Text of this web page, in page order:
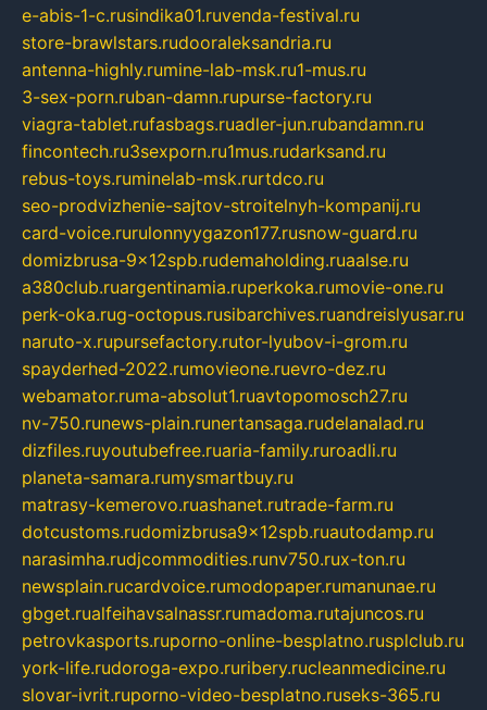
e-abis-1-c.rusindika01.ruvenda-festival.ru
store-brawlstars.rudooraleksandria.ru
antenna-highly.rumine-lab-msk.ru1-mus.ru
3-sex-porn.ruban-damn.rupurse-factory.ru
viagra-tablet.rufasbags.ruadler-jun.rubandamn.ru
fincontech.ru3sexporn.ru1mus.rudarksand.ru
rebus-toys.ruminelab-msk.rurtdco.ru
seo-prodvizhenie-sajtov-stroitelnyh-kompanij.ru
card-voice.rurulonnyygazon177.rusnow-guard.ru
domizbrusa-9x12spb.rudemaholding.ruaalse.ru
a380club.ruargentinamia.ruperkoka.rumovie-one.ru
perk-oka.rug-octopus.rusibarchives.ruandreislyusar.ru
naruto-x.rupursefactory.rutor-lyubov-i-grom.ru
spayderhed-2022.rumovieone.ruevro-dez.ru
webamator.ruma-absolut1.ruavtopomosch27.ru
nv-750.runews-plain.runertansaga.rudelanalad.ru
dizfiles.ruyoutubefree.ruaria-family.ruroadli.ru
planeta-samara.rumysmartbuy.ru
matrasy-kemerovo.ruashanet.rutrade-farm.ru
dotcustoms.rudomizbrusa9x12spb.ruautodamp.ru
narasimha.rudjcommodities.runv750.rux-ton.ru
newsplain.rucardvoice.rumodopaper.rumanunae.ru
gbget.rualfeihavsalnassr.rumadoma.rutajuncos.ru
petrovkasports.ruporno-online-besplatno.rusplclub.ru
york-life.rudoroga-expo.ruribery.rucleanmedicine.ru
slovar-ivrit.ruporno-video-besplatno.ruseks-365.ru